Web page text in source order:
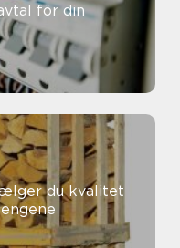
du kvalitet